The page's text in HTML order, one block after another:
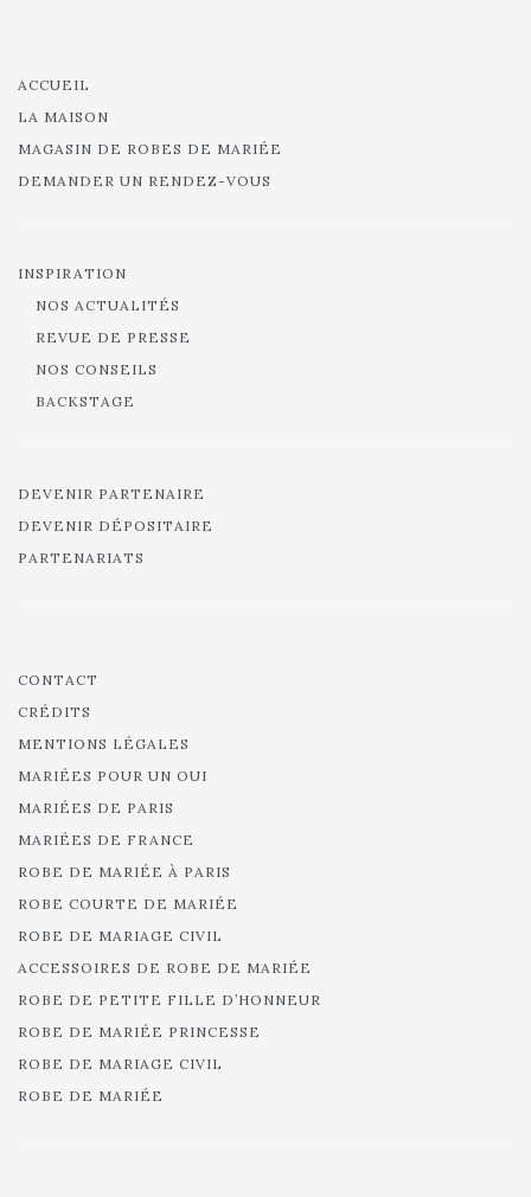
ACCUEIL
LA MAISON
MAGASIN DE ROBES DE MARIÉE
DEMANDER UN RENDEZ-VOUS
INSPIRATION
NOS ACTUALITÉS
REVUE DE PRESSE
NOS CONSEILS
BACKSTAGE
DEVENIR PARTENAIRE
DEVENIR DÉPOSITAIRE
PARTENARIATS
CONTACT
CRÉDITS
MENTIONS LÉGALES
MARIÉES POUR UN OUI
MARIÉES DE PARIS
MARIÉES DE FRANCE
ROBE DE MARIÉE À PARIS
ROBE COURTE DE MARIÉE
ROBE DE MARIAGE CIVIL
ACCESSOIRES DE ROBE DE MARIÉE
ROBE DE PETITE FILLE D’HONNEUR
ROBE DE MARIÉE PRINCESSE
ROBE DE MARIAGE CIVIL
ROBE DE MARIÉE